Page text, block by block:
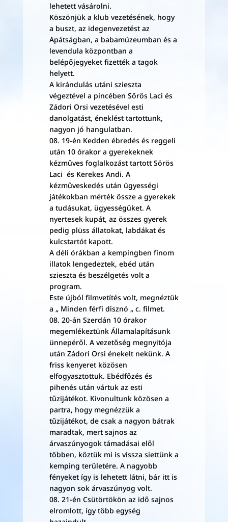
lehetett vásárolni.
Köszönjük a klub vezetésének, hogy
a buszt, az idegenvezetést az
Apátságban, a babamúzeumban és a
levendula központban a
belépőjegyeket fizették a tagok
helyett.
A kirándulás utáni szieszta
végeztével a pincében Sörös Laci és
Zádori Orsi vezetésével esti
danolgatást, éneklést tartottunk,
nagyon jó hangulatban.
08. 19-én Kedden ébredés és reggeli
után 10 órakor a gyerekeknek
kézműves foglalkozást tartott Sörös
Laci és Kerekes Andi. A
kézműveskedés után ügyességi
játékokban mérték össze a gyerekek
a tudásukat, ügyességüket. A
nyertesek kupát, az összes gyerek
pedig plüss állatokat, labdákat és
kulcstartót kapott.
A déli órákban a kempingben finom
illatok lengedeztek, ebéd után
szieszta és beszélgetés volt a
program.
Este újból filmvetítés volt, megnéztük
a „ Minden férfi disznó „ c. filmet.
08. 20-án Szerdán 10 órakor
megemlékeztünk Államalapításunk
ünnepéről. A vezetőség megnyitója
után Zádori Orsi énekelt nekünk. A
friss kenyeret közösen
elfogyasztottuk. Ebédfőzés és
pihenés után vártuk az esti
tűzijátékot. Kivonultunk közösen a
partra, hogy megnézzük a
tűzijátékot, de csak a nagyon bátrak
maradtak, mert sajnos az
árvaszúnyogok támadásai elől
többen, köztük mi is vissza siettünk a
kemping területére. A nagyobb
fényeket így is lehetett látni, bár itt is
nagyon sok árvaszúnyog volt.
08. 21-én Csütörtökön az idő sajnos
elromlott, így több egység